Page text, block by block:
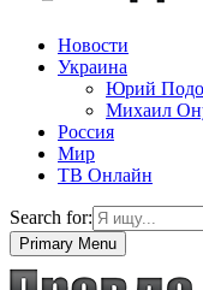
Новости
Украина
Юрий
Михаил
Россия
Мир
ТВ Онлайн
Search for:
Primary Menu